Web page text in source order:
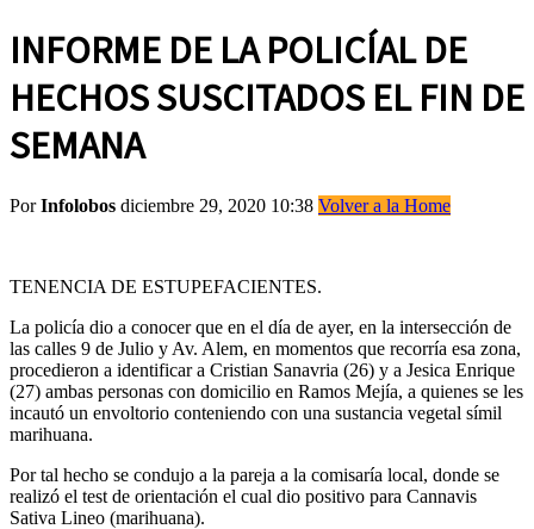
INFORME DE LA POLICÍAL DE
HECHOS SUSCITADOS EL FIN DE
SEMANA
PorInfolobos diciembre 29, 2020 10:38 Volver a la Home
TENENCIA DE ESTUPEFACIENTES.
La policía dio a conocer que en el día de ayer, en la intersección de
las calles 9 de Julio y Av. Alem, en momentos que recorría esa zona,
procedieron a identificar a Cristian Sanavria (26) y a Jesica Enrique
(27) ambas personas con domicilio en Ramos Mejía, a quienes se les
incautó un envoltorio conteniendo con una sustancia vegetal símil
marihuana.
Por tal hecho se condujo a la pareja a la comisaría local, donde se
realizó el test de orientación el cual dio positivo para Cannavis
Sativa Lineo (marihuana).